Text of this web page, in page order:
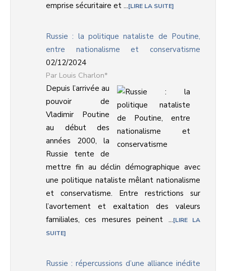
emprise sécuritaire et ... LIRE LA SUITE
Russie : la politique nataliste de Poutine,
entre nationalisme et conservatisme
02/12/2024
Louis Charlon*
Depuis l’arrivée au
pouvoir de
Vladimir Poutine
au début des
années 2000, la
Russie tente de
mettre fin au déclin démographique avec
une politique nataliste mêlant nationalisme
et conservatisme. Entre restrictions sur
l’avortement et exaltation des valeurs
familiales, ces mesures peinent ... LIRE LA
SUITE
Russie : répercussions d’une alliance inédite